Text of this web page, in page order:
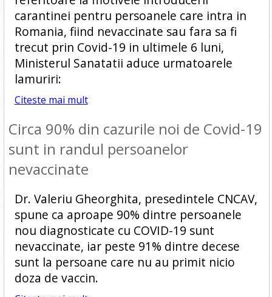
carantinei pentru persoanele care intra in
Romania, fiind nevaccinate sau fara sa fi
trecut prin Covid-19 in ultimele 6 luni,
Ministerul Sanatatii aduce urmatoarele
lamuriri:
Citeste mai mult
Circa 90% din cazurile noi de Covid-19
sunt in randul persoanelor
nevaccinate
Dr. Valeriu Gheorghita, presedintele CNCAV,
spune ca aproape 90% dintre persoanele
nou diagnosticate cu COVID-19 sunt
nevaccinate, iar peste 91% dintre decese
sunt la persoane care nu au primit nicio
doza de vaccin.